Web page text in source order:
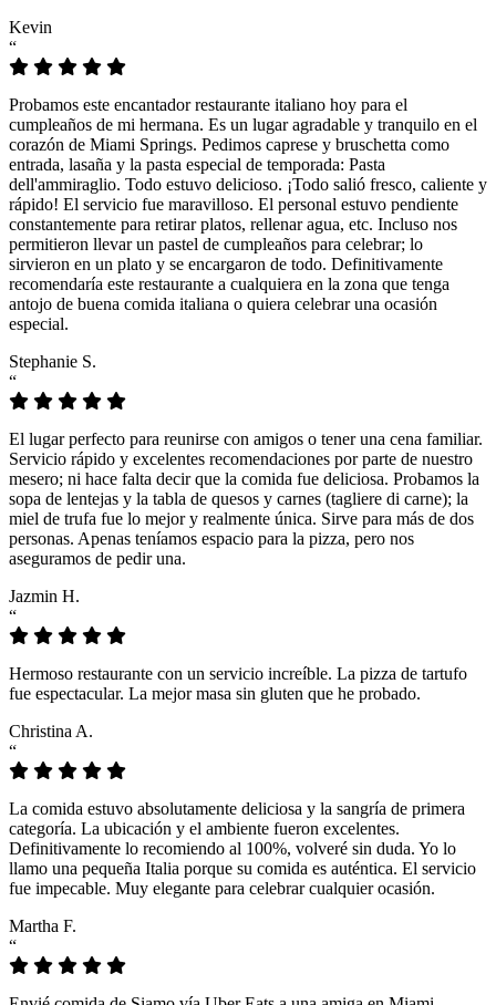
Kevin
“
Probamos este encantador restaurante italiano hoy para el
cumpleaños de mi hermana. Es un lugar agradable y tranquilo en el
corazón de Miami Springs. Pedimos caprese y bruschetta como
entrada, lasaña y la pasta especial de temporada: Pasta
dell'ammiraglio. Todo estuvo delicioso. ¡Todo salió fresco, caliente y
rápido! El servicio fue maravilloso. El personal estuvo pendiente
constantemente para retirar platos, rellenar agua, etc. Incluso nos
permitieron llevar un pastel de cumpleaños para celebrar; lo
sirvieron en un plato y se encargaron de todo. Definitivamente
recomendaría este restaurante a cualquiera en la zona que tenga
antojo de buena comida italiana o quiera celebrar una ocasión
especial.
Stephanie S.
“
El lugar perfecto para reunirse con amigos o tener una cena familiar.
Servicio rápido y excelentes recomendaciones por parte de nuestro
mesero; ni hace falta decir que la comida fue deliciosa. Probamos la
sopa de lentejas y la tabla de quesos y carnes (tagliere di carne); la
miel de trufa fue lo mejor y realmente única. Sirve para más de dos
personas. Apenas teníamos espacio para la pizza, pero nos
aseguramos de pedir una.
Jazmin H.
“
Hermoso restaurante con un servicio increíble. La pizza de tartufo
fue espectacular. La mejor masa sin gluten que he probado.
Christina A.
“
La comida estuvo absolutamente deliciosa y la sangría de primera
categoría. La ubicación y el ambiente fueron excelentes.
Definitivamente lo recomiendo al 100%, volveré sin duda. Yo lo
llamo una pequeña Italia porque su comida es auténtica. El servicio
fue impecable. Muy elegante para celebrar cualquier ocasión.
Martha F.
“